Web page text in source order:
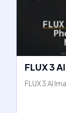
FLUX 3 AI
FLUX 3 AI